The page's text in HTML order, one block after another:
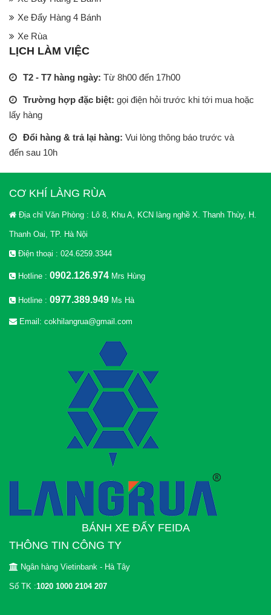
Xe Đẩy Hàng 4 Bánh
Xe Rùa
LỊCH LÀM VIỆC
T2 - T7 hàng ngày: Từ 8h00 đến 17h00
Trường hợp đặc biệt: gọi điện hỏi trước khi tới mua hoặc
lấy hàng
Đổi hàng & trả lại hàng: Vui lòng thông báo trước và
đến sau 10h
CƠ KHÍ LÀNG RÙA
Địa chỉ Văn Phòng : Lô 8, Khu A, KCN làng nghề X. Thanh Thùy, H.
Thanh Oai, TP. Hà Nội
Điện thoại : 024.6259.3344
Hotline : 0902.126.974 Mrs Hùng
Hotline : 0977.389.949 Ms Hà
Email: cokhilangrua@gmail.com
BÁNH XE ĐẨY FEIDA
THÔNG TIN CÔNG TY
Ngân hàng Vietinbank - Hà Tây
Số TK :1020 1000 2104 207